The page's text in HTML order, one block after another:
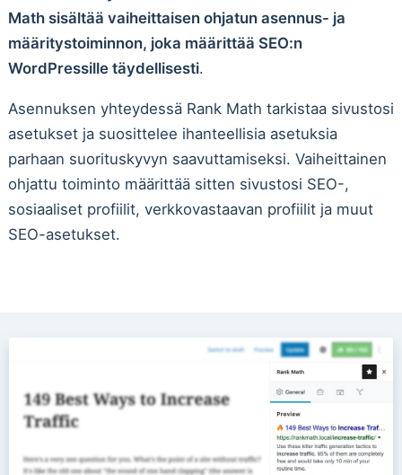
Math sisältää vaiheittaisen ohjatun asennus- ja
määritystoiminnon, joka määrittää SEO:n
WordPressille täydellisesti.
Asennuksen yhteydessä Rank Math tarkistaa sivustosi
asetukset ja suosittelee ihanteellisia asetuksia
parhaan suorituskyvyn saavuttamiseksi. Vaiheittainen
ohjattu toiminto määrittää sitten sivustosi SEO-,
sosiaaliset profiilit, verkkovastaavan profiilit ja muut
SEO-asetukset.